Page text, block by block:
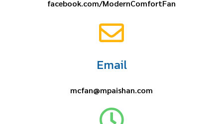
facebook.com/ModernComfortFan
Email
mcfan@mpaishan.com